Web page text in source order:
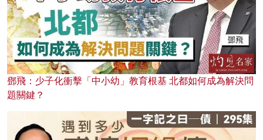
鄧飛：少子化衝擊「中小幼」教育根基 北都如何成為解決問
題關鍵？